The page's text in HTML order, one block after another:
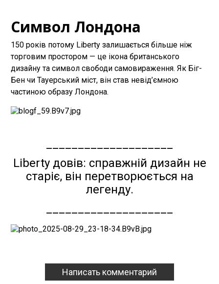
Символ Лондона
150 років потому Liberty залишається більше ніж
торговим простором — це ікона британського
дизайну та символ свободи самовираження. Як Біг-
Бен чи Тауерський міст, він став невід’ємною
частиною образу Лондона.
Liberty довів: справжній дизайн не
старіє, він перетворюється на
легенду.
Написать комментарий